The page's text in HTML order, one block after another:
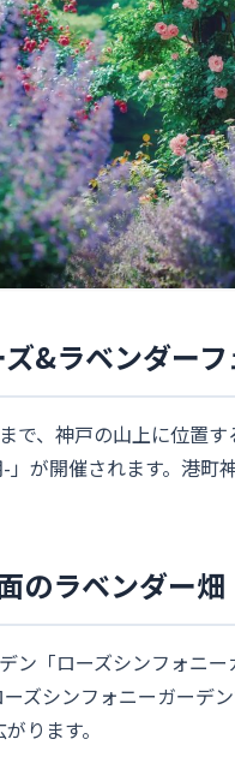
&ラベンダーフ
で、神戸の山上に位置
が開催されます。港
のラベンダー畑
ン「ローズシンフォニ
ズシンフォニーガーデ
ります。